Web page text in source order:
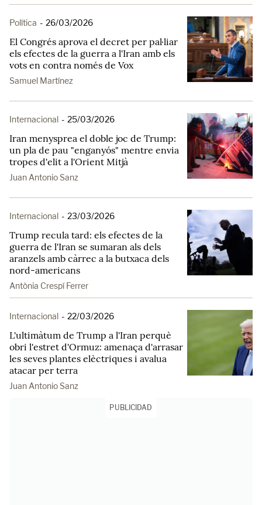
Política - 26/03/2026
El Congrés aprova el decret per pal·liar
els efectes de la guerra a l'Iran amb els
vots en contra només de Vox
Samuel Martínez
Internacional - 25/03/2026
Iran menysprea el doble joc de Trump:
un pla de pau "enganyós" mentre envia
tropes d'elit a l'Orient Mitjà
Juan Antonio Sanz
Internacional - 23/03/2026
Trump recula tard: els efectes de la
guerra de l'Iran se sumaran als dels
aranzels amb càrrec a la butxaca dels
nord-americans
Antònia Crespí Ferrer
Internacional - 22/03/2026
L'ultimàtum de Trump a l'Iran perquè
obri l'estret d'Ormuz: amenaça d'arrasar
les seves plantes elèctriques i avalua
atacar per terra
Juan Antonio Sanz
PUBLICIDAD